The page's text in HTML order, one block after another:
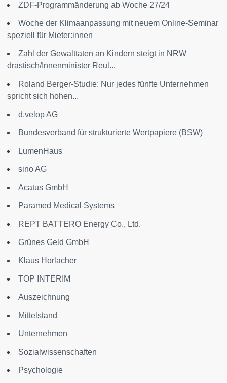
ZDF-Programmänderung ab Woche 27/24
Woche der Klimaanpassung mit neuem Online-Seminar
speziell für Mieter:innen
Zahl der Gewalttaten an Kindern steigt in NRW
drastisch/Innenminister Reul...
Roland Berger-Studie: Nur jedes fünfte Unternehmen
spricht sich hohen...
d.velop AG
Bundesverband für strukturierte Wertpapiere (BSW)
LumenHaus
sino AG
Acatus GmbH
Paramed Medical Systems
REPT BATTERO Energy Co., Ltd.
Grünes Geld GmbH
Klaus Horlacher
TOP INTERIM
Auszeichnung
Mittelstand
Unternehmen
Sozialwissenschaften
Psychologie